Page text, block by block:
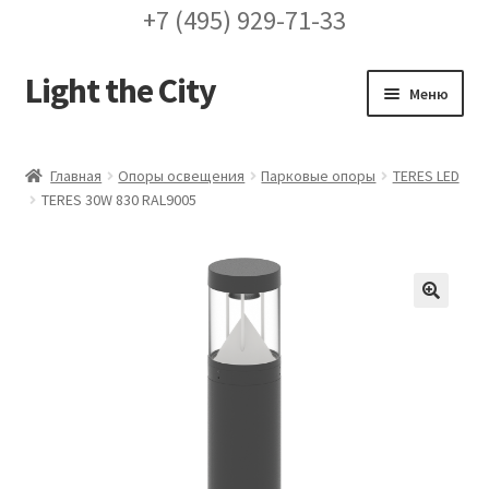
+7 (495) 929-71-33
Перейти
к
Перейти
к
Light the City Меню
FAQ про кронштейны
Главная Опоры освещения Парковые опоры
TERES LED
TERES 30W 830 RAL9005